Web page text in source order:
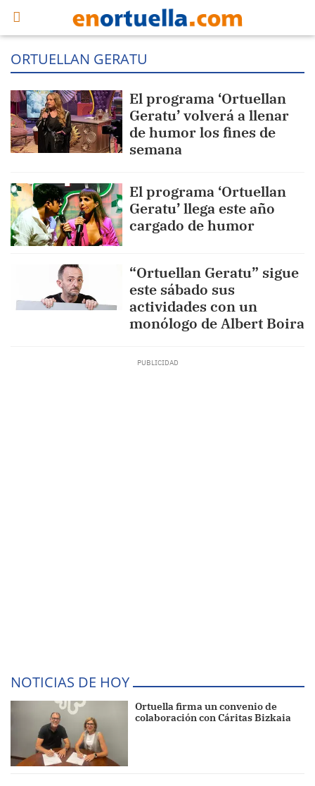
ORTUELLAN GERATU
El programa ‘Ortuellan
Geratu’ volverá a llenar
de humor los fines de
semana
El programa ‘Ortuellan
Geratu’ llega este año
cargado de humor
“Ortuellan Geratu” sigue
este sábado sus
actividades con un
monólogo de Albert Boira
NOTICIAS DE HOY
Ortuella firma un convenio de
colaboración con Cáritas Bizkaia